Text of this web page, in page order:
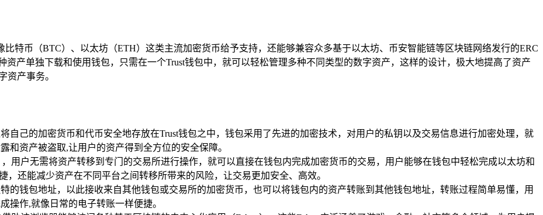
特币（BTC）、以太坊（ETH）这类主流加密货币给予支持，还能够兼容众多基于以太坊、币安智能链等区块链网络发行的ERC
资产单独下载和使用钱包，只需在一个Trust钱包中，就可以轻松管理多种不同类型的数字资产，这样的设计，极大地提高了资产
资产事务。
自己的加密货币和代币安全地存放在Trust钱包之中，钱包采用了先进的加密技术，对用户的私钥以及交易信息进行加密处理，就
和资产被盗取,让用户的资产得到全方位的安全保障。
用户无需将资产转移到专门的交易所进行操作，就可以直接在钱包内完成加密货币的交易，用户能够在钱包中轻松完成以太坊和
，还能减少资产在不同平台之间转移所带来的风险，让交易更加安全、高效。
的钱包地址，以此接收来自其他钱包或交易所的加密货币，也可以将钱包内的资产转账到其他钱包地址，转账过程简单易懂，用
操作,就像日常的电子转账一样便捷。